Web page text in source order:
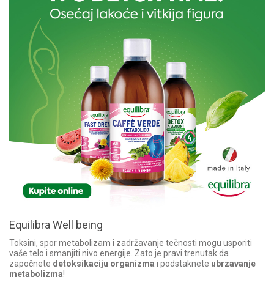
Equilibra Well being
Toksini, spor metabolizam i zadržavanje tečnosti mogu usporiti
vaše telo i smanjiti nivo energije. Zato je pravi trenutak da
započnete detoksikaciju organizma i podstaknete ubrzavanje
metabolizma!